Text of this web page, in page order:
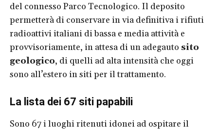
del connesso Parco Tecnologico. Il deposito
permetterà di conservare in via definitiva i rifiuti
radioattivi italiani di bassa e media attività e
provvisoriamente, in attesa di un adegauto sito
geologico, di quelli ad alta intensità che oggi
sono all’estero in siti per il trattamento.
La lista dei 67 siti papabili
Sono 67 i luoghi ritenuti idonei ad ospitare il